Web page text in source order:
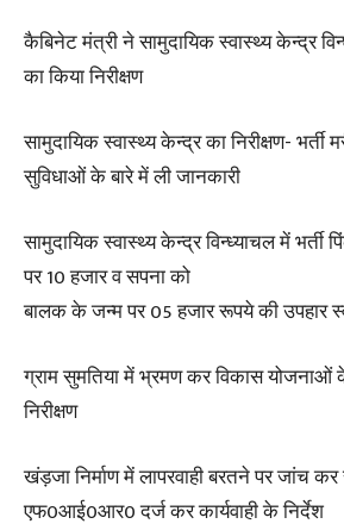
कैबिनेट मंत्री ने सामुदायिक स्वास्थ्य केन्द्र
का किया निरीक्षण
सामुदायिक स्वास्थ्य केन्द्र का निरीक्षण- भर्ती
सुविधाओं के बारे में ली जानकारी
सामुदायिक स्वास्थ्य केन्द्र विन्ध्याचल में भर्ती
पर 10 हजार व सपना को
बालक के जन्म पर 05 हजार रूपये की उपहार
ग्राम सुमतिया में भ्रमण कर विकास योजनाओं
निरीक्षण
खंड़जा निर्माण में लापरवाही बरतने पर जांच
एफ0आई0आर0 दर्ज कर कार्यवाही के निर्देश